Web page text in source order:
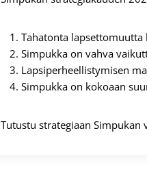
Tahatonta lapsettomuutta
Simpukka on vahva
Lapsiperheellistymisen
Simpukka on kokoaan
Tutustu strategiaan Simpukan